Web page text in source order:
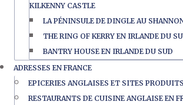
KILKENNY CASTLE
LA PÉNINSULE DE DINGLE AU
THE RING OF KERRY EN IRLANDE DU
BANTRY HOUSE EN IRLANDE DU SUD
ADRESSES EN FRANCE
EPICERIES ANGLAISES ET SITES
RESTAURANTS DE CUISINE ANGLAISE EN